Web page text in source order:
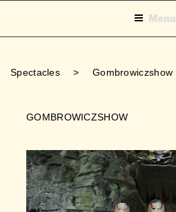
Menu
Spectacles > Gombrowiczshow
GOMBROWICZSHOW